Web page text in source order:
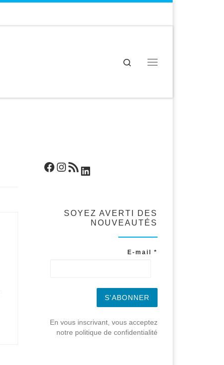
Search
Facebook
Instagram
Flux RSS
LinkedIn
SOYEZ AVERTI DES
NOUVEAUTÉS
E-mail *
En vous inscrivant, vous acceptez
notre politique de confidentialité